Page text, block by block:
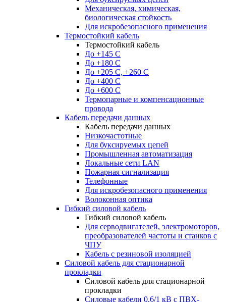
Механическая, химическая,
биологическая стойкость
Для искробезопасного применения
Термостойкий кабель
Термостойкий кабель
До +145 С
До +180 C
До +205 С, +260 С
До +400 C
До +600 С
Термопарные и компенсационные
провода
Кабель передачи данных
Кабель передачи данных
Низкочастотные
Для буксируемых цепей
Промышленная автоматизация
Локальные сети LAN
Пожарная сигнализация
Телефонные
Для искробезопасного применения
Волоконная оптика
Гибкий силовой кабель
Гибкий силовой кабель
Для серводвигателей, электромоторов,
преобразователей частоты и станков с
ЧПУ
Кабель с резиновой изоляцией
Силовой кабель для стационарной
прокладки
Силовой кабель для стационарной
прокладки
Силовые кабели 0,6/1 кВ с ПВХ-